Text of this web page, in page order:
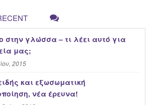
στην γλώσσα – τι λέει αυτό για
μας;
2015
και εξωσωματική
νέα έρευνα!